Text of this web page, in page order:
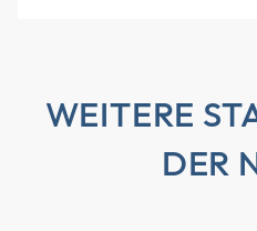
WEITERE
DER